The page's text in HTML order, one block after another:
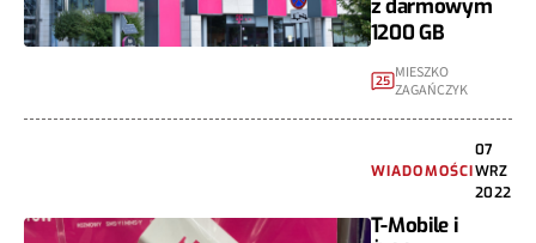
z darmowym
1200 GB
25 MIESZKO
ZAGAŃCZYK
WIADOMOŚCI
07
WRZ
2022
T-Mobile i